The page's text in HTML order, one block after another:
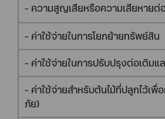
- ความสูญเสียหรือความเสียหาย
- ค่าใช้จ่ายในการโยกย้ายทรัพย์สิน
- ค่าใช้จ่ายในการปรับปรุงต่อเติมแ
- ค่าใช้จ่ายสำหรับต้นไม้ที่ปลูกไว้เพื่
ภัย)